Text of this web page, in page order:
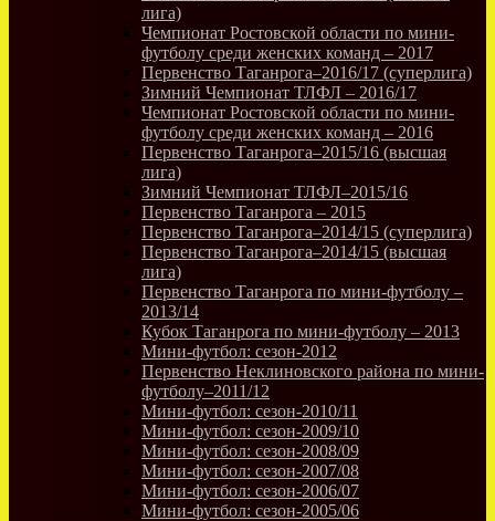
лига)
Чемпионат Ростовской области по мини-
футболу среди женских команд – 2017
Первенство Таганрога–2016/17 (суперлига)
Зимний Чемпионат ТЛФЛ – 2016/17
Чемпионат Ростовской области по мини-
футболу среди женских команд – 2016
Первенство Таганрога–2015/16 (высшая
лига)
Зимний Чемпионат ТЛФЛ–2015/16
Первенство Таганрога – 2015
Первенство Таганрога–2014/15 (суперлига)
Первенство Таганрога–2014/15 (высшая
лига)
Первенство Таганрога по мини-футболу –
2013/14
Кубок Таганрога по мини-футболу – 2013
Мини-футбол: сезон-2012
Первенство Неклиновского района по мини-
футболу–2011/12
Мини-футбол: сезон-2010/11
Мини-футбол: сезон-2009/10
Мини-футбол: сезон-2008/09
Мини-футбол: сезон-2007/08
Мини-футбол: сезон-2006/07
Мини-футбол: сезон-2005/06